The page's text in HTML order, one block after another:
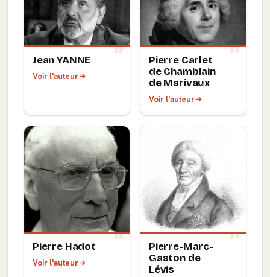
Jean YANNE
Voir l'auteur
Pierre Carlet
de Chamblain
de Marivaux
Voir l'auteur
Pierre Hadot
Voir l'auteur
Pierre-Marc-
Gaston de
Lévis